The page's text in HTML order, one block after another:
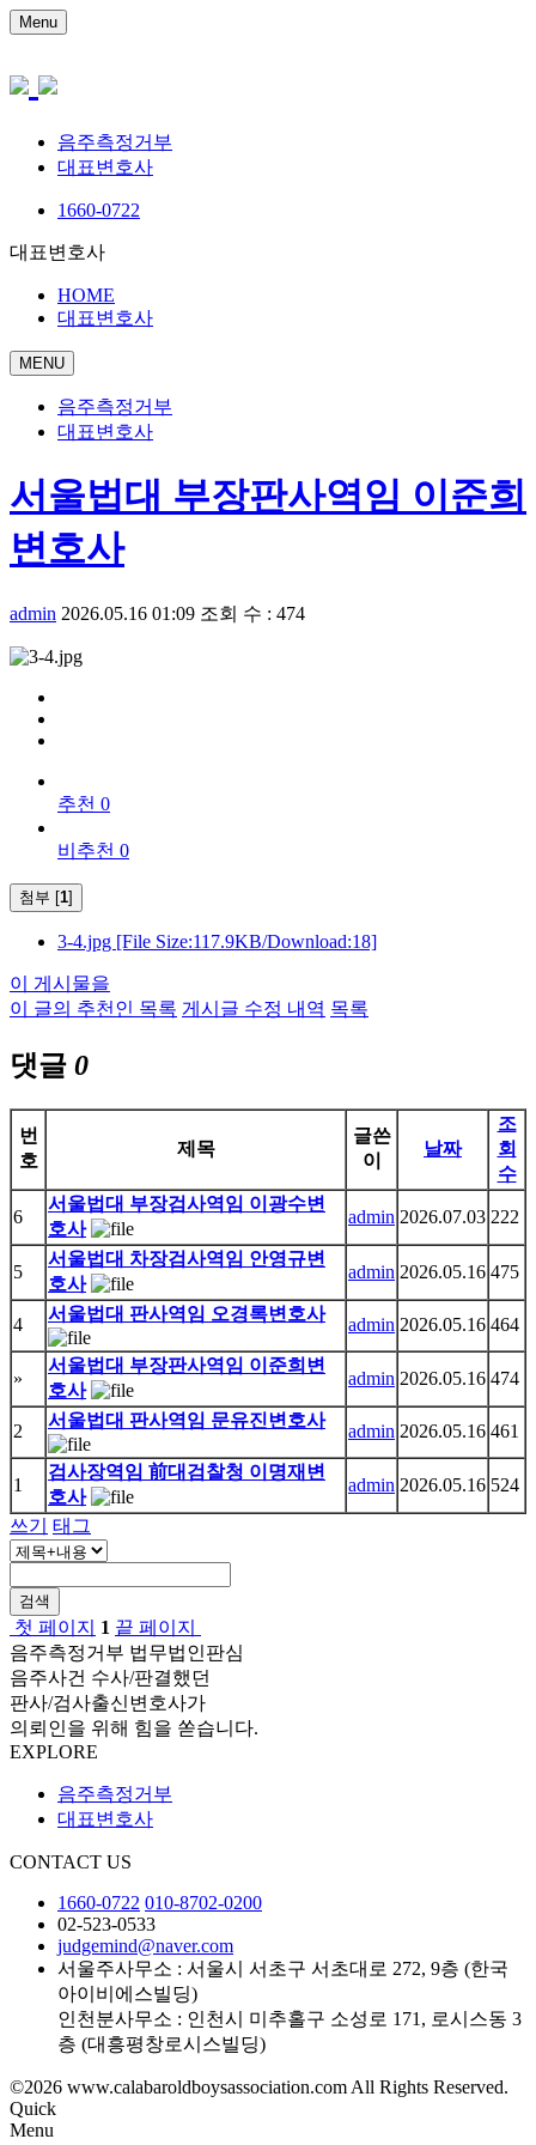
Menu
음주측정거부
대표변호사
1660-0722
대표변호사
HOME
대표변호사
MENU
음주측정거부
대표변호사
서울법대 부장판사역임 이준희
변호사
admin 2026.05.16 01:09 조회 수 : 474
추천 0
비추천 0
첨부 [1]
3-4.jpg [File Size:117.9KB/Download:18]
이 게시물을
이 글의 추천인 목록 게시글 수정 내역 목록
댓글 0
번
호
제목
글쓴
이
날짜
조
회
수
6
서울법대 부장검사역임 이광수변
호사
admin 2026.07.03 222
5
서울법대 차장검사역임 안영규변
호사
admin 2026.05.16 475
4
서울법대 판사역임 오경록변호사
admin 2026.05.16 464
»
서울법대 부장판사역임 이준희변
호사
admin 2026.05.16 474
2
서울법대 판사역임 문유진변호사
admin 2026.05.16 461
1
검사장역임 前대검찰청 이명재변
호사
admin 2026.05.16 524
쓰기
태그
검색
첫 페이지 1 끝 페이지
음주측정거부 법무법인판심
음주사건 수사/판결했던
판사/검사출신변호사가
의뢰인을 위해 힘을 쏟습니다.
EXPLORE
음주측정거부
대표변호사
CONTACT US
1660-0722 010-8702-0200
02-523-0533
judgemind@naver.com
서울주사무소 : 서울시 서초구 서초대로 272, 9층 (한국
아이비에스빌딩)
인천분사무소 : 인천시 미추홀구 소성로 171, 로시스동 3
층 (대흥평창로시스빌딩)
©2026 www.calabaroldboysassociation.com All Rights Reserved.
Quick
Menu